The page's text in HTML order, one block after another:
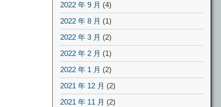
2022 年 9 月 (4)
2022 年 8 月 (1)
2022 年 3 月 (2)
2022 年 2 月 (1)
2022 年 1 月 (2)
2021 年 12 月 (2)
2021 年 11 月 (2)